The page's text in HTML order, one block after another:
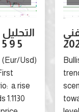
التحليل الفني
(Eur/Usd) Bullish
trend First
scenario: a rise
towards 1.1130